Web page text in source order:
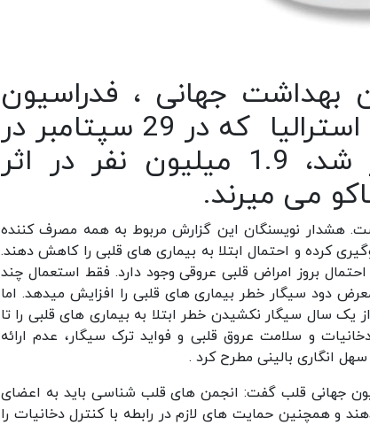
بهداشت جهانی ، فدراسیون
جهانی قلب و دانشگاه نیوکاسل استرالیا که در 29 سپتامبر در
آستانه روز جهانی قلب برگزار شد، 1.9 میلیون نفر در اثر
می میرند.
قلبی است. هشدار نویسنگان این گزارش مربوط به همه مصرف کننده
کرده و احتمال ابتلا به بیماری های قلبی را کاهش دهند.
بروز امراض قلبی عروقی وجود دارد. فقط استعمال چند
دود سیگار خطر بیماری های قلبی را افزایش میدهد. اما
سال سیگار نکشیدن خطر ابتلا به بیماری های قلبی را تا
و سلامت عروق قلبی و فواید ترک سیگار، عدم ارائه
سهل انگاری بالینی مطرح کرد .
جهانی قلب گفت: انجمن های قلب شناسی باید به اعضای
و همچنین حمایت های لازم در رابطه با کنترل دخانیات را